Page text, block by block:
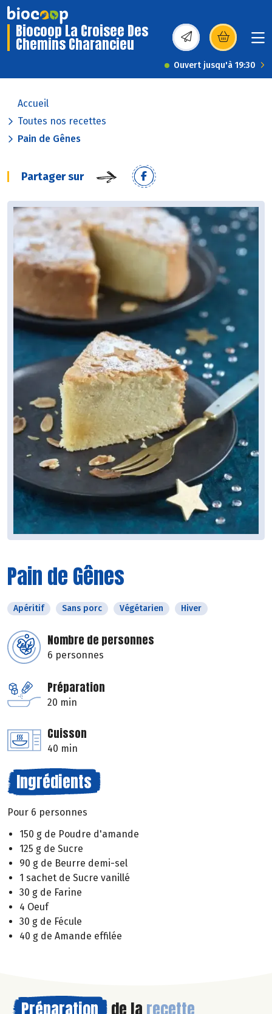
Biocoop La Croisee Des
Chemins Charancieu (s’ouvre dans une
Ouvert jusqu'à 19:30
Accueil
Toutes nos recettes
Pain de Gênes
Partager sur
Pain de Gênes
Apéritif Sans porc Végétarien Hiver
Nombre de personnes
6 personnes
Préparation
20 min
Cuisson
40 min
Ingrédients
Pour 6 personnes
150 g de Poudre d'amande
125 g de Sucre
90 g de Beurre demi-sel
1 sachet de Sucre vanillé
30 g de Farine
4 Oeuf
30 g de Fécule
40 g de Amande effilée